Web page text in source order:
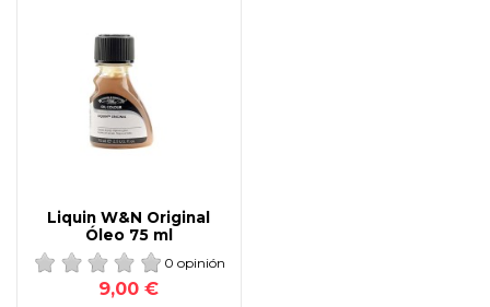
Liquin W&N Original
Óleo 75 ml
0 opinión
9,00 €